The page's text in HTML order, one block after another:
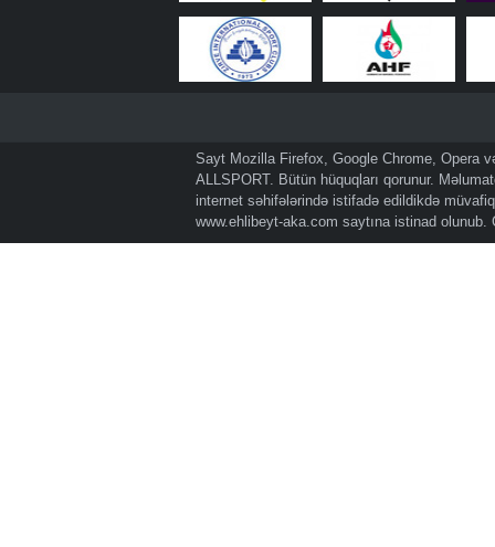
Sayt Mozilla Firefox, Google Chrome, Opera
ALLSPORT. Bütün hüquqları qorunur.
internet səhifələrində istifadə edildikdə
www.ehlibeyt-aka.com saytına istinad olunub.